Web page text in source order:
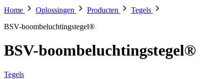
Home Oplossingen Producten
Tegels
BSV-boombeluchtingstegel®
BSV-boombeluchtingstegel®
Tegels